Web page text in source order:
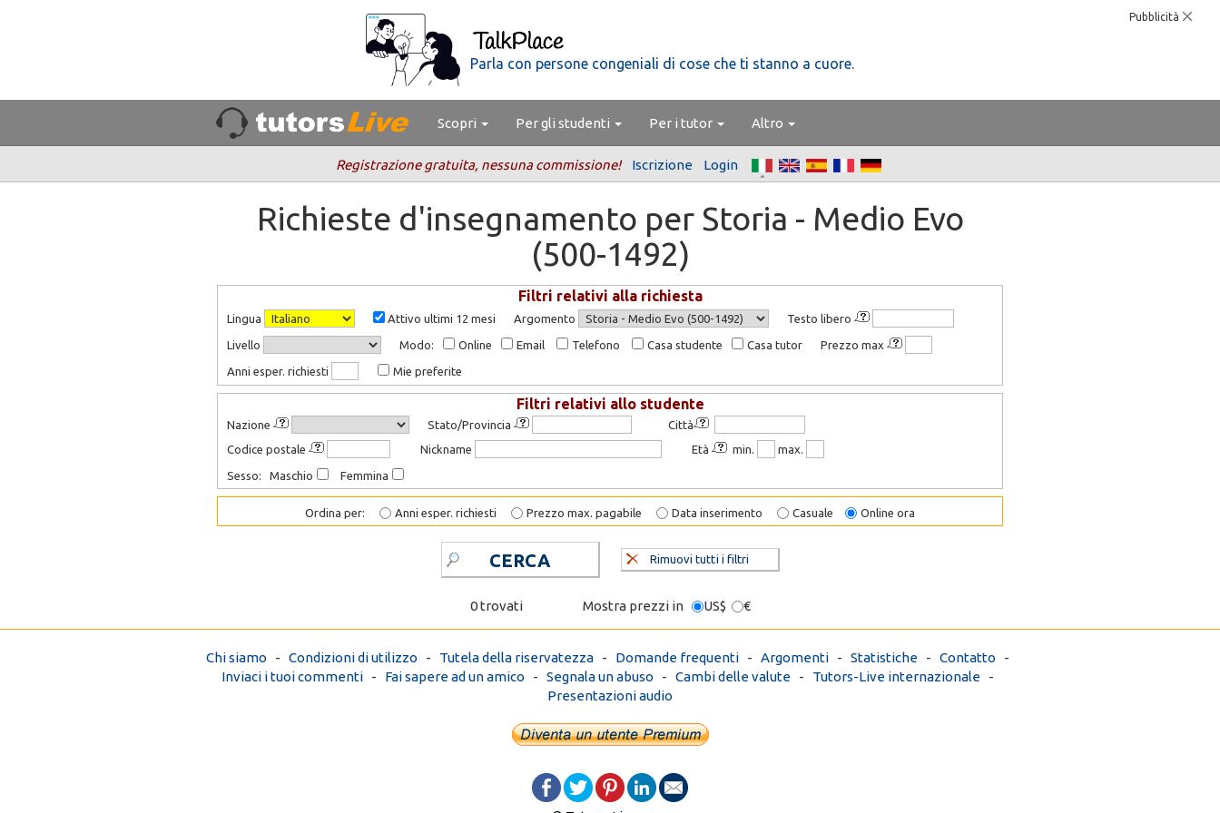
Pubblicità
Parla con persone congeniali di cose che ti stanno a cuore.
Scopri Per gli studenti Per i tutor Altro
Registrazione gratuita, nessuna commissione! Iscrizione Login
Richieste d'insegnamento per Storia - Medio Evo
(500-1492)
Filtri relativi alla richiesta
Lingua Attivo ultimi 12 mesi Argomento Testo libero
Livello Modo: Online Email Telefono Casa studente Casa tutor Prezzo max
Anni esper. richiesti Mie preferite
Filtri relativi allo studente
Nazione Stato/Provincia
Città
Codice postale
Nickname Età min. max.
Sesso: Maschio Femmina
Ordina per: Anni esper. richiesti Prezzo max. pagabile Data inserimento Casuale Online ora
CERCA Rimuovi tutti i filtri
0 trovati Mostra prezzi in US$ €
Chi siamo - Condizioni di utilizzo - Tutela della riservatezza- Domande frequenti- Argomenti- Statistiche- Contatto -
Inviaci i tuoi commenti- Fai sapere ad un amico - Segnala un abuso - Cambi delle valute- Tutors-Live internazionale-
Presentazioni audio